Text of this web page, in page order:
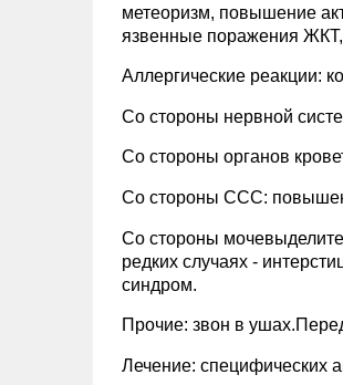
метеоризм, повышение
язвенные поражения ЖКТ,
Аллергические реакции:
Со стороны нервной
Со стороны органов
Со стороны ССС:
Со стороны
редких случаях -
синдром.
Прочие: звон в
Лечение: специфических